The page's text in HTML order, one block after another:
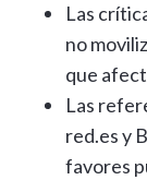
Las
no
que
Las
red.es y
favores